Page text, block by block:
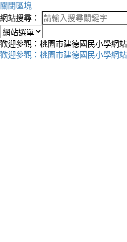
關閉區塊
網站搜尋：
歡迎參觀：桃園市建德國民小學網站
歡迎參觀：桃園市建德國民小學網站